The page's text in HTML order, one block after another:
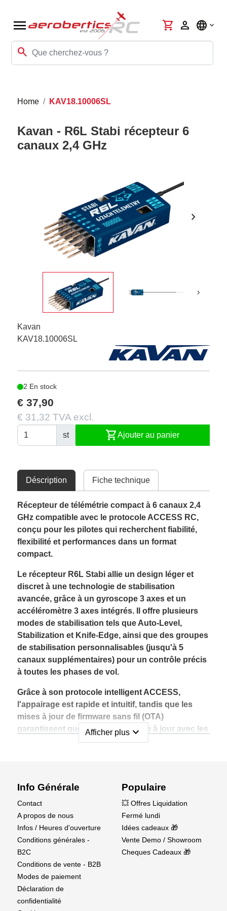
menu
search
shopping_cart person language
Home KAV18.10006SL
Kavan - R6L Stabi récepteur 6
canaux 2,4 GHz
chevron_right
›
Kavan
KAV18.10006SL
2 En stock
€ 37,90
€ 31,32 TVA excl.
st shopping_cartAjouter au panier
Déscription Fiche technique
Récepteur de télémétrie compact à 6 canaux 2,4
GHz compatible avec le protocole ACCESS RC,
conçu pour les pilotes qui recherchent fiabilité,
flexibilité et performances dans un format
compact.
Le récepteur R6L Stabi allie un design léger et
discret à une technologie de stabilisation
avancée, grâce à un gyroscope 3 axes et un
accéléromètre 3 axes intégrés. Il offre plusieurs
modes de stabilisation tels que Auto-Level,
Stabilization et Knife-Edge, ainsi que des groupes
de stabilisation personnalisables (jusqu'à 5
canaux supplémentaires) pour un contrôle précis
à toutes les phases de vol.
Grâce à son protocole intelligent ACCESS,
l'appairage est rapide et intuitif, tandis que les
mises à jour de firmware sans fil (OTA)
garantissent que le récepteur reste à jour avec les
dernières fonctionnalités. La suppression
Malgré sa taille compacte, le R6L Stabi offre une
connectivité complète, comprenant 6 canaux
PWM de haute précision, une sortie S.BUS (prise
pour les configurations de récepteurs
redondants, et une télémétrie complète via S.Port
surveillance de tension externe, ce qui le rend
Afficher plus expand_more
Info Générale
Contact
A propos de nous
Infos / Heures d'ouverture
Conditions générales -
B2C
Conditions de vente - B2B
Modes de paiement
Déclaration de
confidentialité
Populaire
💥 Offres Liquidation
Fermé lundi
Idées cadeaux 🎁
Vente Demo / Showroom
Cheques Cadeaux 🎁